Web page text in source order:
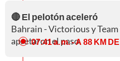
🔴 El pelotón aceleró
Bahrain - Victorious y Team
apretaron el paso.
07:41 a. m.- A 88 KM